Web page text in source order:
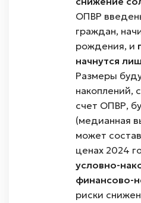
ОПВР
граждан,
рождения, и
начнутся
Размеры
накоплений,
счет ОПВР,
(медианная
может
ценах 2024
условно-
финансово-
риски